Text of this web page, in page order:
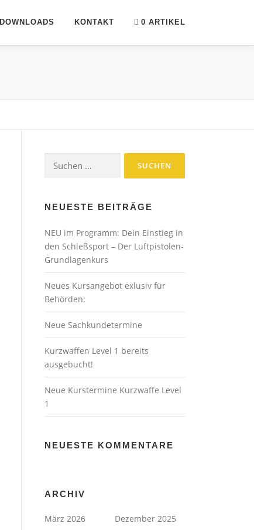
DOWNLOADS KONTAKT 0 ARTIKEL
nach:
NEUESTE BEITRÄGE
NEU im Programm: Dein Einstieg in
den Schießsport – Der Luftpistolen-
Grundlagenkurs
Neues Kursangebot exlusiv für
Behörden:
Neue Sachkundetermine
Kurzwaffen Level 1 bereits
ausgebucht!
Neue Kurstermine Kurzwaffe Level
1
NEUESTE KOMMENTARE
ARCHIV
März 2026
Dezember 2025